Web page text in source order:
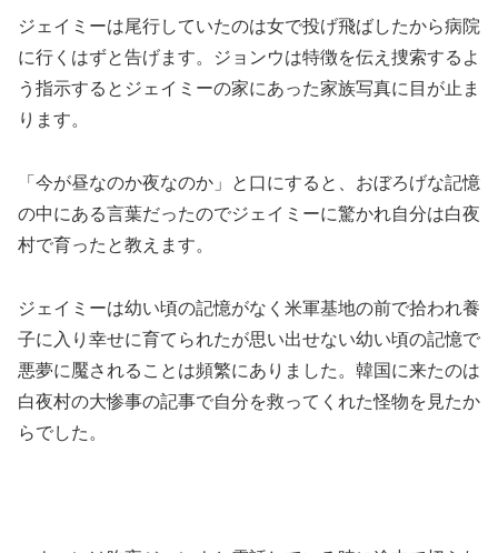
ジェイミーは尾行していたのは女で投げ飛ばしたから病院
に行くはずと告げます。ジョンウは特徴を伝え捜索するよ
う指示するとジェイミーの家にあった家族写真に目が止ま
ります。
「今が昼なのか夜なのか」と口にすると、おぼろげな記憶
の中にある言葉だったのでジェイミーに驚かれ自分は白夜
村で育ったと教えます。
ジェイミーは幼い頃の記憶がなく米軍基地の前で拾われ養
子に入り幸せに育てられたが思い出せない幼い頃の記憶で
悪夢に魘されることは頻繁にありました。韓国に来たのは
白夜村の大惨事の記事で自分を救ってくれた怪物を見たか
らでした。